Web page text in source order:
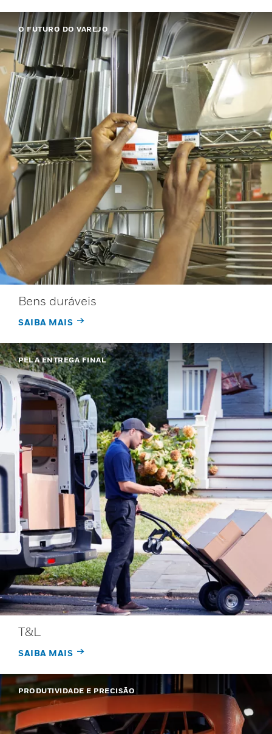
O FUTURO DO VAREJO
Bens duráveis
SAIBA MAIS
PELA ENTREGA FINAL
T&L
SAIBA MAIS
PRODUTIVIDADE E PRECISÃO